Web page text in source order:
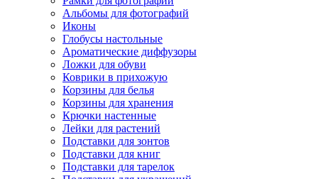
Альбомы для фотографий
Иконы
Глобусы настольные
Ароматические диффузоры
Ложки для обуви
Коврики в прихожую
Корзины для белья
Корзины для хранения
Крючки настенные
Лейки для растений
Подставки для зонтов
Подставки для книг
Подставки для тарелок